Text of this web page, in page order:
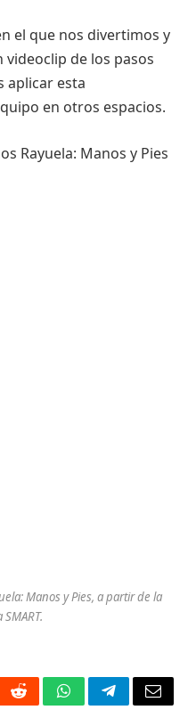
el que nos divertimos y
de los pasos
aplicar esta
en otros espacios.
Rayuela: Manos y Pies
Manos y Pies, a partir de la
RedditWhatsAppTelegramaCorreo